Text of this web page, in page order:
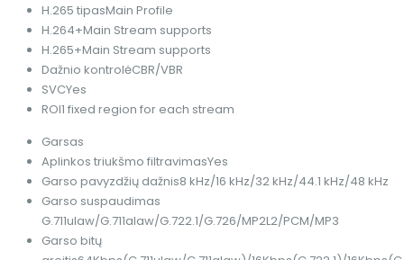
H.265 tipasMain Profile
H.264+Main Stream supports
H.265+Main Stream supports
Dažnio kontrolėCBR/VBR
SVCYes
ROI1 fixed region for each stream
Garsas
Aplinkos triukšmo filtravimasYes
Garso pavyzdžių dažnis8 kHz/16 kHz/32 kHz/44.1 kHz/48 kHz
Garso suspaudimas
G.711ulaw/G.711alaw/G.722.1/G.726/MP2L2/PCM/MP3
Garso bitų